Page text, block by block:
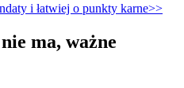
i łatwiej o punkty karne>>
ma, ważne